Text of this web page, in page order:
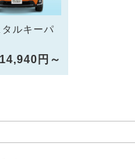
ルキーパ
14,940円～